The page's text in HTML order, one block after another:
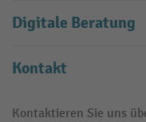
Digitale Beratung
Kontakt
Kontaktieren Sie uns